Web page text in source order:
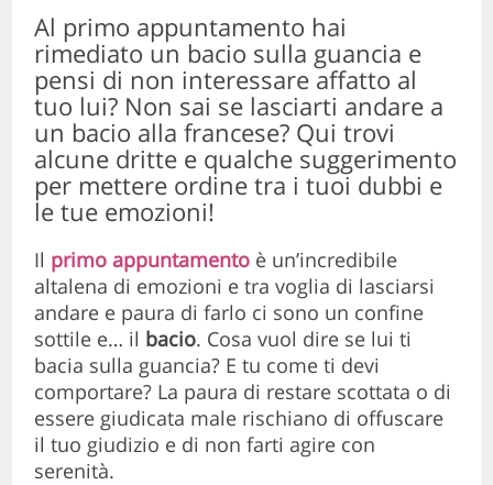
Al primo appuntamento hai
rimediato un bacio sulla guancia e
pensi di non interessare affatto al
tuo lui? Non sai se lasciarti andare a
un bacio alla francese? Qui trovi
alcune dritte e qualche suggerimento
per mettere ordine tra i tuoi dubbi e
le tue emozioni!
Il primo appuntamento è un’incredibile
altalena di emozioni e tra voglia di lasciarsi
andare e paura di farlo ci sono un confine
sottile e… il bacio. Cosa vuol dire se lui ti
bacia sulla guancia? E tu come ti devi
comportare? La paura di restare scottata o di
essere giudicata male rischiano di offuscare
il tuo giudizio e di non farti agire con
serenità.